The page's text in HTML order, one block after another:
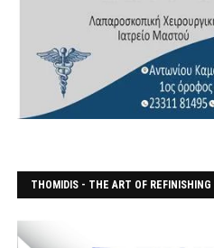
THOMIDIS - THE ART OF REFINISHING